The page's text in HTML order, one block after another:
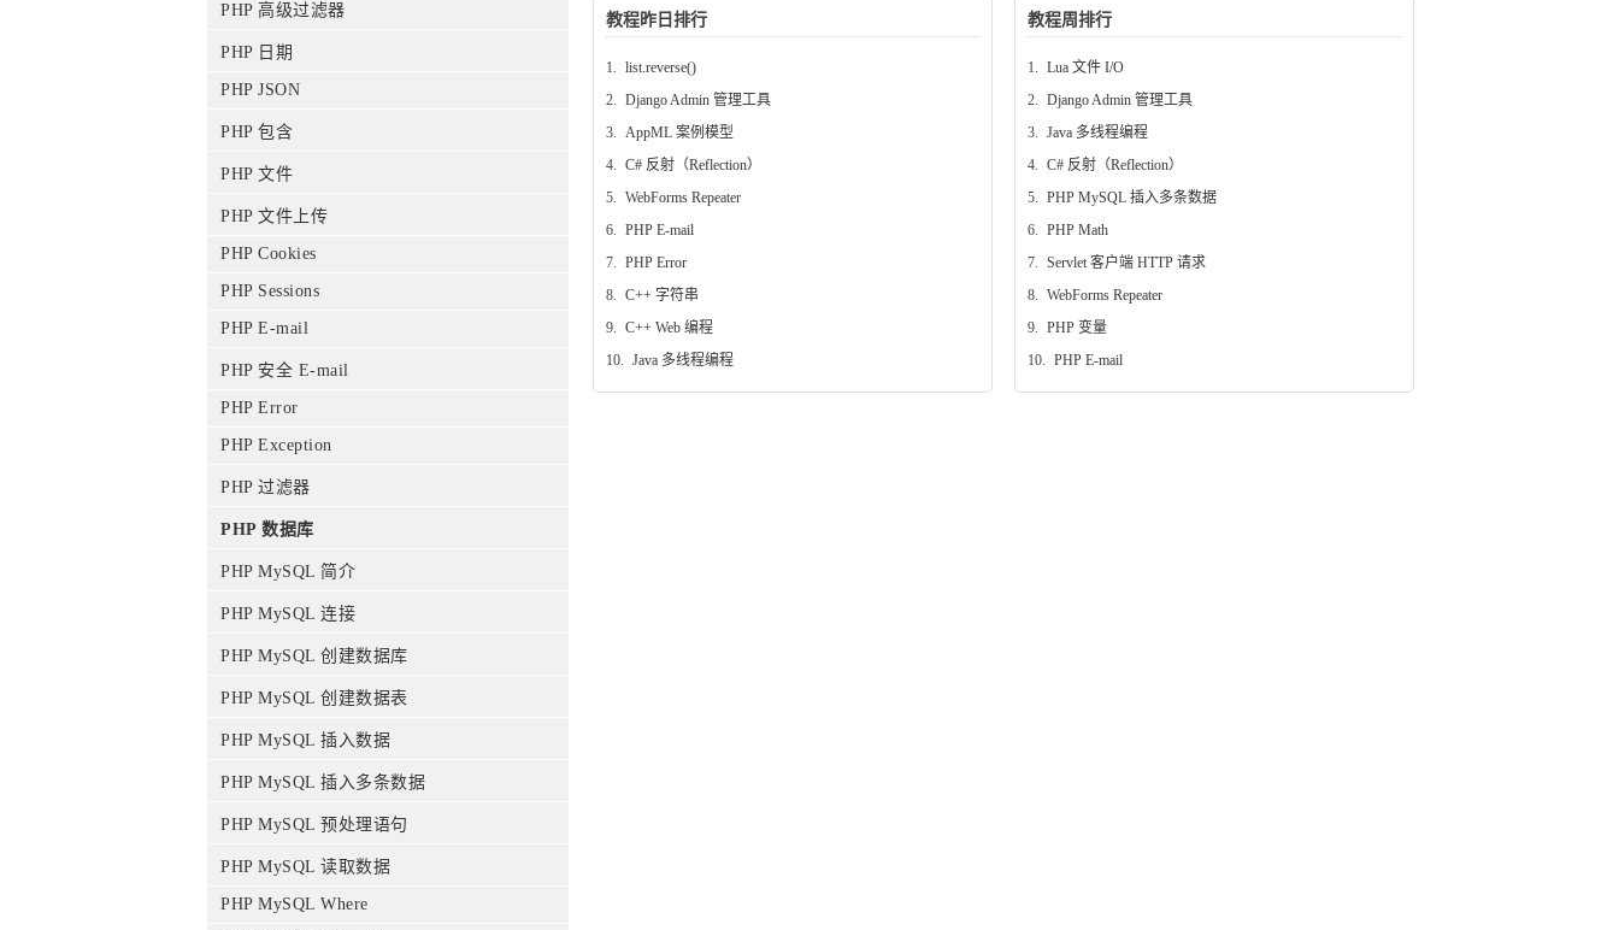
PHP 高级过滤器
PHP 日期
PHP JSON
PHP 包含
PHP 文件
PHP 文件上传
PHP Cookies
PHP Sessions
PHP E-mail
PHP 安全 E-mail
PHP Error
PHP Exception
PHP 过滤器
PHP 数据库
PHP MySQL 简介
PHP MySQL 连接
PHP MySQL 创建数据库
PHP MySQL 创建数据表
PHP MySQL 插入数据
PHP MySQL 插入多条数据
PHP MySQL 预处理语句
PHP MySQL 读取数据
PHP MySQL Where
教程昨日排行
1.
list.reverse()
2.
Django Admin 管理工具
3.
AppML 案例模型
4.
C# 反射（Reflection）
5.
WebForms Repeater
6.
PHP E-mail
7.
PHP Error
8.
C++ 字符串
9.
C++ Web 编程
10.
Java 多线程编程
教程周排行
1.
Lua 文件 I/O
2.
Django Admin 管理工具
3.
Java 多线程编程
4.
C# 反射（Reflection）
5.
PHP MySQL 插入多条数据
6.
PHP Math
7.
Servlet 客户端 HTTP 请求
8.
WebForms Repeater
9.
PHP 变量
10.
PHP E-mail